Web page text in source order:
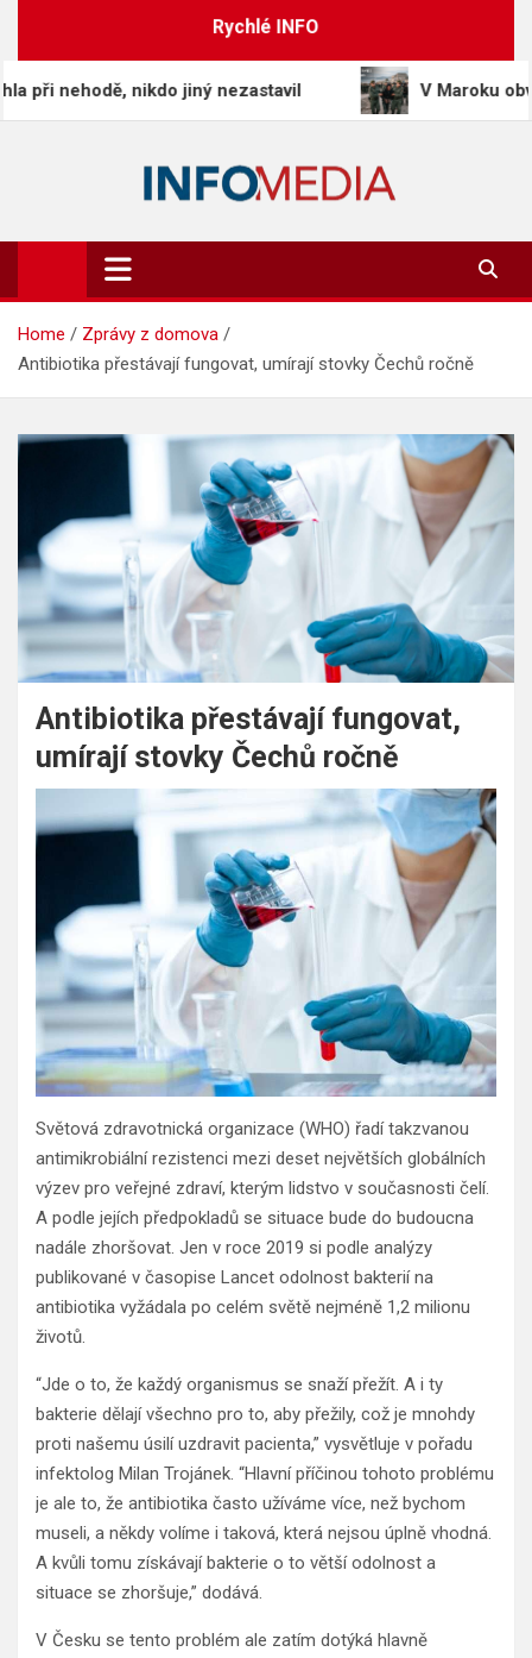
Rychlé INFO
nikdo jiný nezastavil V Maroku obvinili
Info-Media.cz
Zprávy, media a souvislosti dneška
Home
Zprávy z domova
Antibiotika přestávají fungovat, umírají stovky Čechů ročně
Antibiotika přestávají fungovat,
umírají stovky Čechů ročně
Světová zdravotnická organizace (WHO) řadí takzvanou
antimikrobiální rezistenci mezi deset největších globálních
výzev pro veřejné zdraví, kterým lidstvo v současnosti čelí.
A podle jejích předpokladů se situace bude do budoucna
nadále zhoršovat. Jen v roce 2019 si podle analýzy
publikované v časopise Lancet odolnost bakterií na
antibiotika vyžádala po celém světě nejméně 1,2 milionu
životů.
“Jde o to, že každý organismus se snaží přežít. A i ty
bakterie dělají všechno pro to, aby přežily, což je mnohdy
proti našemu úsilí uzdravit pacienta,” vysvětluje v pořadu
infektolog Milan Trojánek. “Hlavní příčinou tohoto problému
je ale to, že antibiotika často užíváme více, než bychom
museli, a někdy volíme i taková, která nejsou úplně vhodná.
A kvůli tomu získávají bakterie o to větší odolnost a
situace se zhoršuje,” dodává.
V Česku se tento problém ale zatím dotýká hlavně